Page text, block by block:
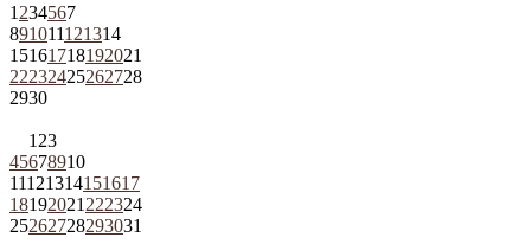
1 234567
891011121314
15161718192021
22232425262728
2930
1 23
45678910
11121314151617
18192021 222324
25262728293031